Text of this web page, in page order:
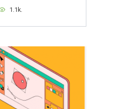
1.1k.